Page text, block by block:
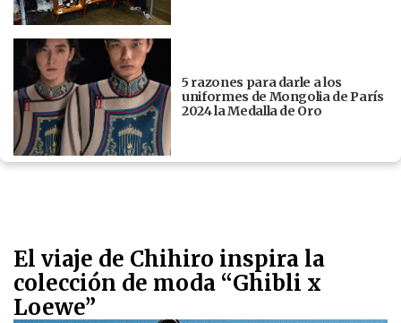
5 razones para darle a los
uniformes de Mongolia de París
2024 la Medalla de Oro
El viaje de Chihiro inspira la
colección de moda “Ghibli x
Loewe”